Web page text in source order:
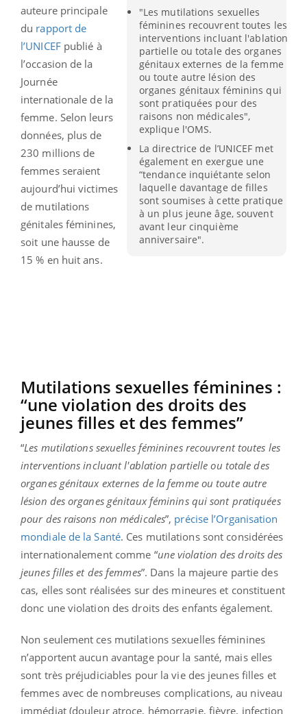
"Les mutilations sexuelles
féminines recouvrent toutes les
interventions incluant l'ablation
partielle ou totale des organes
génitaux externes de la femme
ou toute autre lésion des
organes génitaux féminins qui
sont pratiquées pour des
raisons non médicales",
explique l'OMS.
La directrice de l’UNICEF met
également en exergue une
“tendance inquiétante selon
laquelle davantage de filles
sont soumises à cette pratique
à un plus jeune âge, souvent
avant leur cinquième
anniversaire".
auteure principale
du rapport de
l’UNICEFpublié à
l’occasion de la
Journée
internationale de la
femme. Selon leurs
données, plus de
230 millions de
femmes seraient
aujourd’hui victimes
de mutilations
génitales féminines,
soit une hausse de
15 % en huit ans.
Mutilations sexuelles féminines :
“une violation des droits des
jeunes filles et des femmes”
“Les mutilations sexuelles féminines recouvrent toutes les
interventions incluant l'ablation partielle ou totale des
organes génitaux externes de la femme ou toute autre
lésion des organes génitaux féminins qui sont pratiquées
pour des raisons non médicales”, précise l’Organisation
mondiale de la Santé. Ces mutilations sont considérées
internationalement comme “une violation des droits des
jeunes filles et des femmes”. Dans la majeure partie des
cas, elles sont réalisées sur des mineures et constituent
donc une violation des droits des enfants également.
Non seulement ces mutilations sexuelles féminines
n’apportent aucun avantage pour la santé, mais elles
sont très préjudiciables pour la vie des jeunes filles et
femmes avec de nombreuses complications, au niveau
immédiat (douleur atroce, hémorragie, fièvre, infection